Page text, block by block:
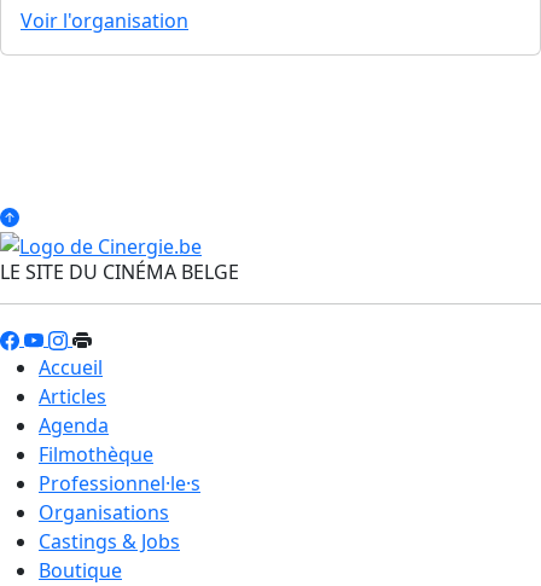
Voir l'organisation
LE SITE DU CINÉMA BELGE
Accueil
Articles
Agenda
Filmothèque
Professionnel·le·s
Organisations
Castings & Jobs
Boutique